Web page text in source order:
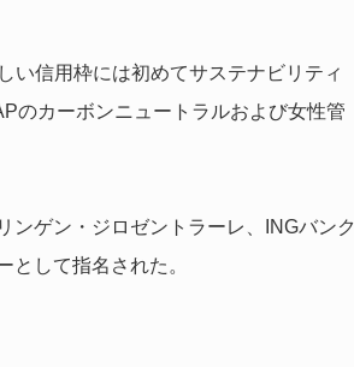
い信用枠には初めてサステナビリティ
のカーボンニュートラルおよび女性管
ンゲン・ジロゼントラーレ、INGバンク
して指名された。